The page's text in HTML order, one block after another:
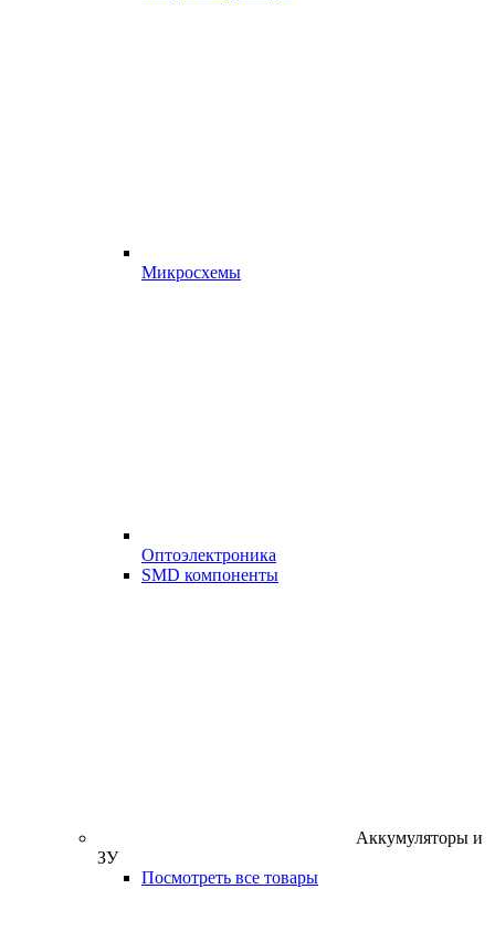
Микросхемы
Оптоэлектроника
SMD компоненты
Аккумуляторы и
ЗУ
Посмотреть все товары